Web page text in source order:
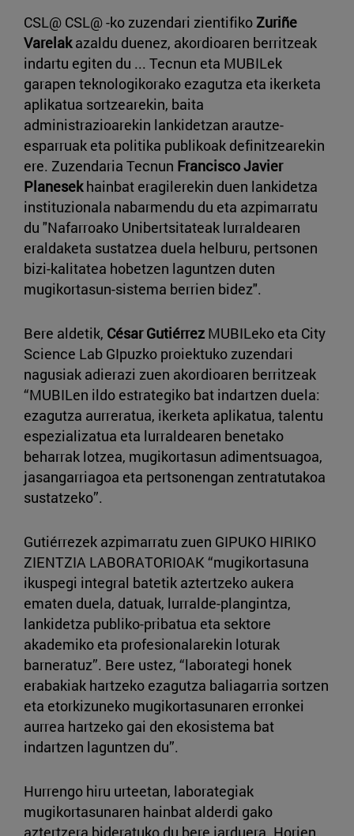
CSL@ CSL@ -ko zuzendari zientifiko Zuriñe
Varelakazaldu duenez, akordioaren berritzeak
indartu egiten du ... Tecnun eta MUBILek
garapen teknologikorako ezagutza eta ikerketa
aplikatua sortzearekin, baita
administrazioarekin lankidetzan arautze-
esparruak eta politika publikoak definitzearekin
ere. Zuzendaria Tecnun Francisco Javier
Planesekhainbat eragilerekin duen lankidetza
instituzionala nabarmendu du eta azpimarratu
du "Nafarroako Unibertsitateak lurraldearen
eraldaketa sustatzea duela helburu, pertsonen
bizi-kalitatea hobetzen laguntzen duten
mugikortasun-sistema berrien bidez".
Bere aldetik, César Gutiérrez MUBILeko eta City
Science Lab GIpuzko proiektuko zuzendari
nagusiak adierazi zuen akordioaren berritzeak
“MUBILen ildo estrategiko bat indartzen duela:
ezagutza aurreratua, ikerketa aplikatua, talentu
espezializatua eta lurraldearen benetako
beharrak lotzea, mugikortasun adimentsuagoa,
jasangarriagoa eta pertsonengan zentratutakoa
sustatzeko”.
Gutiérrezek azpimarratu zuen GIPUKO HIRIKO
ZIENTZIA LABORATORIOAK “mugikortasuna
ikuspegi integral batetik aztertzeko aukera
ematen duela, datuak, lurralde-plangintza,
lankidetza publiko-pribatua eta sektore
akademiko eta profesionalarekin loturak
barneratuz”. Bere ustez, “laborategi honek
erabakiak hartzeko ezagutza baliagarria sortzen
eta etorkizuneko mugikortasunaren erronkei
aurrea hartzeko gai den ekosistema bat
indartzen laguntzen du”.
Hurrengo hiru urteetan, laborategiak
mugikortasunaren hainbat alderdi gako